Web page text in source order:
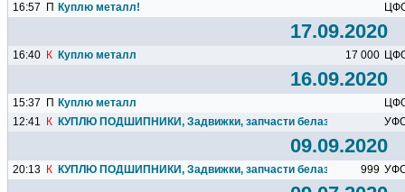
16:57 П Куплю металл!
17.09.2020
16:40 К Куплю металл 17 000
16.09.2020
15:37 П Куплю металл
12:41
К КУПЛЮ ПОДШИПНИКИ, Задвижки, запчасти белаз и тд.
09.09.2020
20:13 К КУПЛЮ ПОДШИПНИКИ, Задвижки, запчасти белаз и тд. 999